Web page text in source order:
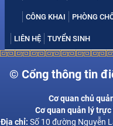
CÔNG KHAI PHÒNG
LIÊN HỆ TUYỂN SINH
© Cổng thông tin
Cơ quan chủ
Cơ quan quản lý
Địa chỉ: Số 10 đường Nguyễn